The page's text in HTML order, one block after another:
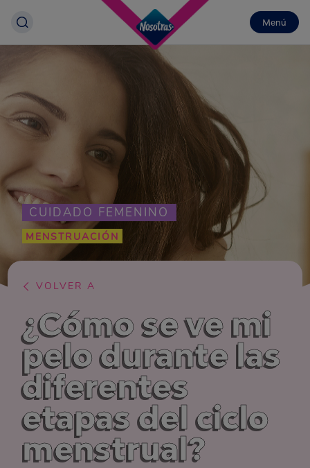
Menú
CUIDADO FEMENINO
MENSTRUACIÓN
VOLVER A
¿Cómo se ve mi
pelo durante las
diferentes
etapas del ciclo
menstrual?